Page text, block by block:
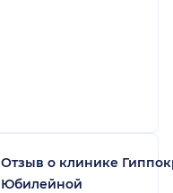
Отзыв о клинике
Юбилейной